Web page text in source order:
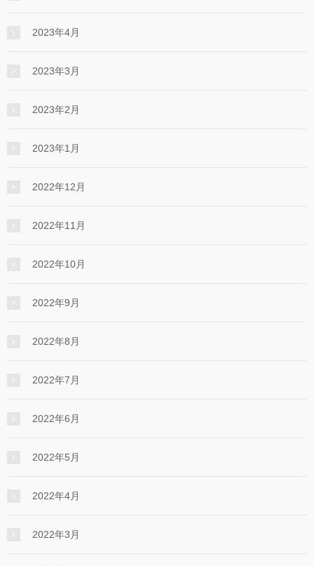
2023年4月
2023年3月
2023年2月
2023年1月
2022年12月
2022年11月
2022年10月
2022年9月
2022年8月
2022年7月
2022年6月
2022年5月
2022年4月
2022年3月